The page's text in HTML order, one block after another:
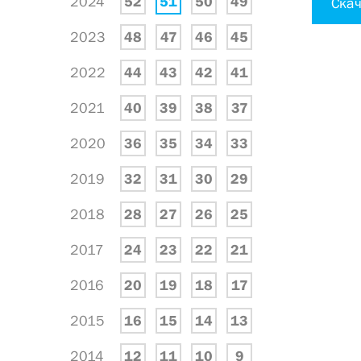
2023 48 47 46 45
2022 44 43 42 41
2021 40 39 38 37
2020 36 35 34 33
2019 32 31 30 29
2018 28 27 26 25
2017 24 23 22 21
2016 20 19 18 17
2015 16 15 14 13
2014 12 11 10 9